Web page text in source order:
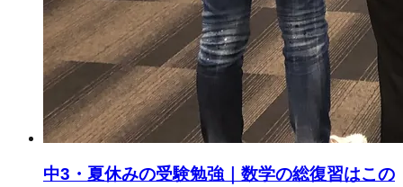
中3・夏休みの受験勉強｜数学の総復習はこの